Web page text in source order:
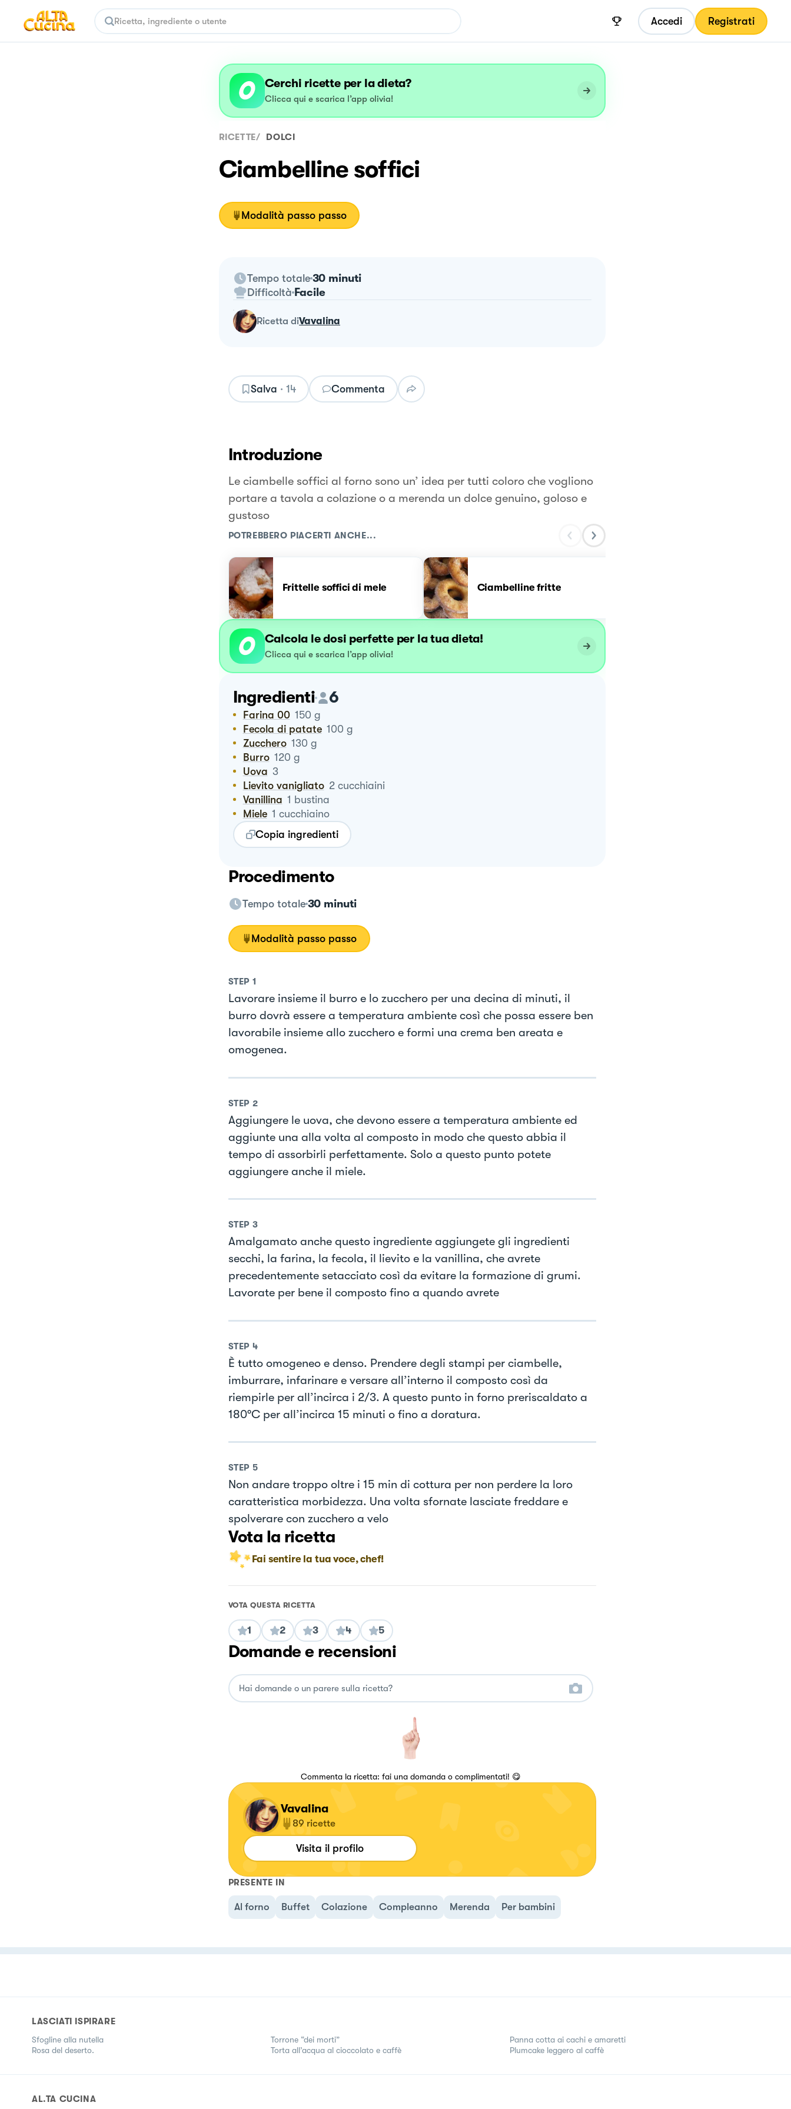
Accedi Registrati
Cerchi ricette per la dieta?
Clicca qui e scarica l’app olivia!
RICETTE/ DOLCI
Ciambelline soffici
Modalità passo passo
Tempo totale 30 minuti
Difficoltà Facile
ricetta diVavalina
Salva · 14 Commenta
Introduzione
Le ciambelle soffici al forno sono un’ idea per tutti coloro che vogliono
portare a tavola a colazione o a merenda un dolce genuino, goloso e
gustoso
POTREBBERO PIACERTI ANCHE...
Frittelle soffici di mele Ciambelline fritte
Calcola le dosi perfette per la tua dieta!
Clicca qui e scarica l’app olivia!
Ingredienti 6
Farina 00 150 g
Fecola di patate 100 g
Zucchero 130 g
Burro 120 g
Uova 3
Lievito vanigliato 2 cucchiaini
Vanillina 1 bustina
Miele 1 cucchiaino
Copia ingredienti
Procedimento
Tempo totale 30 minuti
Modalità passo passo
STEP 1
Lavorare insieme il burro e lo zucchero per una decina di minuti, il
burro dovrà essere a temperatura ambiente così che possa essere ben
lavorabile insieme allo zucchero e formi una crema ben areata e
omogenea.
STEP 2
Aggiungere le uova, che devono essere a temperatura ambiente ed
aggiunte una alla volta al composto in modo che questo abbia il
tempo di assorbirli perfettamente. Solo a questo punto potete
aggiungere anche il miele.
STEP 3
Amalgamato anche questo ingrediente aggiungete gli ingredienti
secchi, la farina, la fecola, il lievito e la vanillina, che avrete
precedentemente setacciato così da evitare la formazione di grumi.
Lavorate per bene il composto fino a quando avrete
STEP 4
È tutto omogeneo e denso. Prendere degli stampi per ciambelle,
imburrare, infarinare e versare all’interno il composto così da
riempirle per all’incirca i 2/3. A questo punto in forno preriscaldato a
180°C per all’incirca 15 minuti o fino a doratura.
STEP 5
Non andare troppo oltre i 15 min di cottura per non perdere la loro
caratteristica morbidezza. Una volta sfornate lasciate freddare e
spolverare con zucchero a velo
Vota la ricetta
Fai sentire la tua voce, chef!
VOTA QUESTA RICETTA
1 2 3 4 5
Domande e recensioni
Commenta la ricetta: fai una domanda o complimentati! 😋
Vavalina
89 ricette
Visita il profilo
PRESENTE IN
Al forno Buffet Colazione Compleanno Merenda Per bambini
LASCIATI ISPIRARE
Sfogline alla nutella
Rosa del deserto.
Torrone “dei morti”
Torta all’acqua al cioccolato e caffè
Panna cotta ai cachi e amaretti
Plumcake leggero al caffè
AL.TA CUCINA